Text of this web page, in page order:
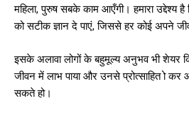
महिला, पुरुष सबके काम आएँगी।हमारा उद्देश्य
को सटीक ज्ञान दे पाएं, जिससे हर कोई अपने
इसके अलावा लोगों के बहुमूल्य अनुभव भी शेयर
जीवन में लाभ पाया और उनसे प्रोत्साहित ो कर
सकते हो।